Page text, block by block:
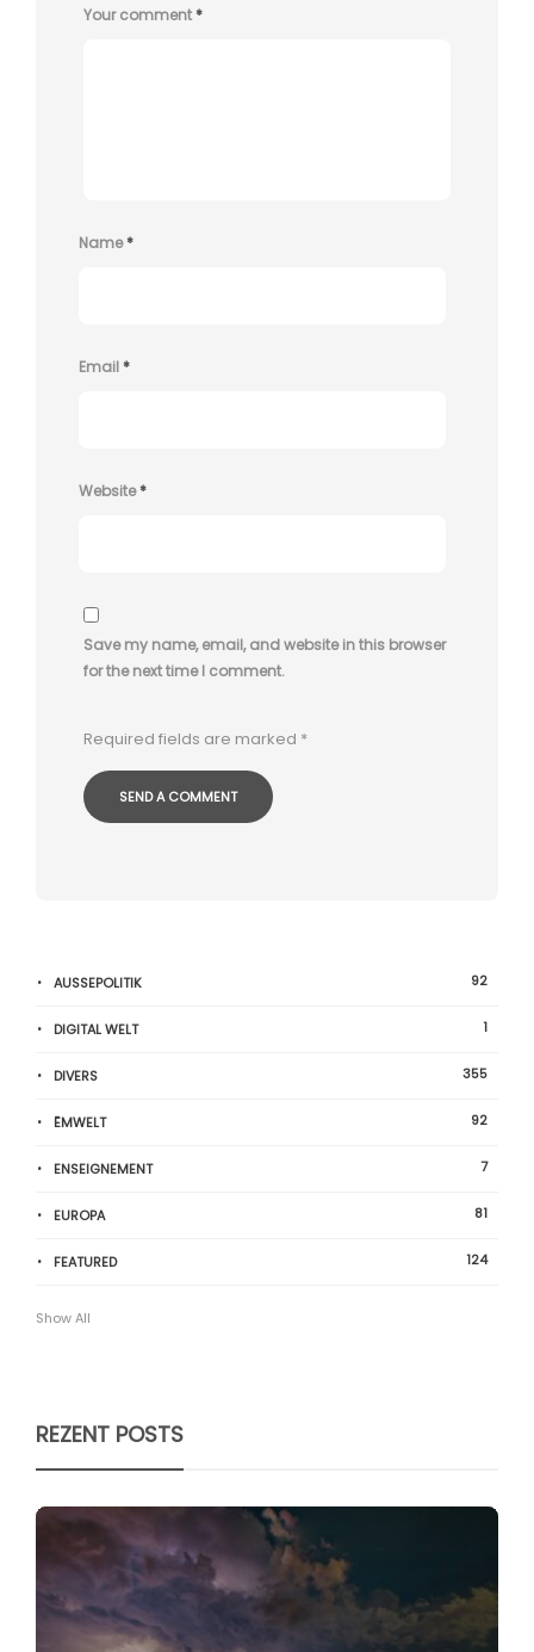
Your comment*
Name*
Email*
Website*
Save my name, email, and website in this browser
for the next time I comment.
Required fields are marked *
AUSSEPOLITIK 92
DIGITAL WELT 1
DIVERS 355
ËMWELT 92
ENSEIGNEMENT 7
EUROPA 81
FEATURED 124
Show All
REZENT POSTS